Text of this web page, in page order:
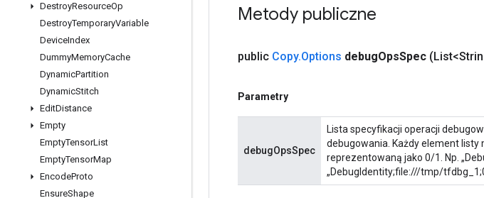
DestroyResourceOp
DestroyTemporaryVariable
DeviceIndex
DummyMemoryCache
DynamicPartition
DynamicStitch
EditDistance
Empty
EmptyTensorList
EmptyTensorMap
EncodeProto
EnsureShape
Metody publiczne
public Copy.Options debugOpsSpec
Parametry
debugOpsSpec
Lista specyfikacji operacji
debugowania. Każdy element
reprezentowaną jako 0/1. Np.
„DebugIdentity;file:///tmp/